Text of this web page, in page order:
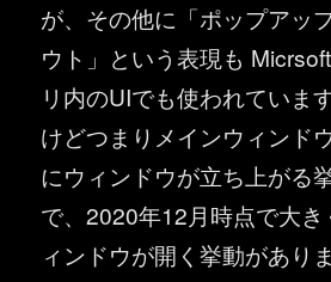
が、その他に「ポップアッ
ウト」という表現も
リ内のUIでも使われていま
けどつまりメインウィンド
にウィンドウが立ち上がる
で、2020年12月時点で大き
ィンドウが開く挙動があり